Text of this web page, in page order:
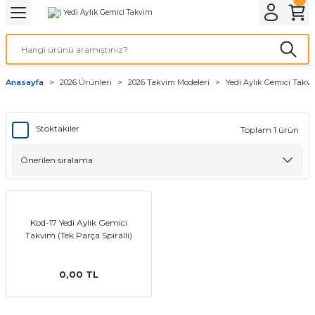
Geri Dön
Geri Dön
Geri Dön
Geri Dön
Ürünleri
Geri Dön
Geri Dön
Geri Dön
Anasayfa 2026 Ürünleri 2026 Takvim Modeleri Yedi Aylık Gemici
Stoktakiler Toplam 1 ürün
Kod-17 Yedi Aylık Gemici
Takvim (Tek Parça Spiralli)
0,00 TL